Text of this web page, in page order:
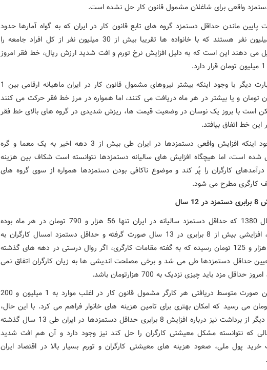
واقعی برای شاغلان مشمول قانون کار حل نشده است.
پایین ماندن حداقل دستمزد گروه های تابع قانون کار در ایران که به گواه آمارها حدود
12 میلیون نفر هستند که با خانواده ها تقریبا بیش از 30 میلیون نفر از کل افراد جامعه را
می دهند این است که به دلیل افزایش نرخ تورم و افت شدید ارزش ریال، خط فقر امروز
به عبارت دیگر با وجود اینکه بیشتر نیروهای مشمول قانون کار در ایران ماهیانه ارقامی بین 1
تومان و یا بیشتر در هر ماه دریافت می کنند، اما همواره در مرز خط فقر حرکت می کنند
است با بروز یک نوسان در وضعیت قیمت ها، ریزش شدیدی در گروه های بالای خط فقر
این خط اتفاق بیافتد.
با وجود اینکه افزایش واقعی دستمزدها در ایران طی بیش از 3 دهه اخیر به یک معما و گره
شده است، اما هیچگاه افزایش های سالیانه دستمزدها نتوانسته است شکاف بین هزینه
کارگران را پُر کند و موضوع ناکافی بودن دستمزدها همواره از سوی گروه های
کارگری مطرح می شود.
12 سال
از سال 1380 که حداقل دستمزد سالیانه در ایران تنها 56 هزار و 790 تومان در هر ماه بوده
است، افزایشی بیش از 8 برابری در 13 سال صورت گرفته و حداقل دستمزد امسال کارگران به
487 هزار و 125 تومان رسیده که به گفته مقامات کارگری، اگر روال درستی در دهه های گذشته
حداقل دستمزدها طی می شد و برخی مصلحت اندیشی ها به زیان کارگران اتفاق نمی
حداقل مزد باید چیزی نزدیک به 700 هزارتومان باشد.
در این صورت متوسط دریافتی هر کارگر مشمول قانون کار در اغلب موارد به 1 میلیون و 200
می رسید که امکان بهتری برای تامین هزینه های خانوار فراهم می کرد. با این حال،
نوعی دیگر از برداشت نیز درباره افزایش 8 برابری حداقل دستمزدها در ایران طی 13 سال گذشته
که نتوانسته مشکل معیشتی کارگران را حل کند نیز وجود دارد و آن هم افت شدید
خرید پول ملی، صعود هزینه های معیشتی کارگران و تورم بسیار بالا در اقتصاد ایران